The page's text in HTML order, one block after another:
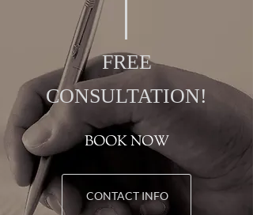
FREE
CONSULTATION!
BOOK NOW
CONTACT INFO